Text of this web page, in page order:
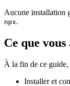
Aucune installation
npx.
Ce que
À la fin de ce guide,
Installer et